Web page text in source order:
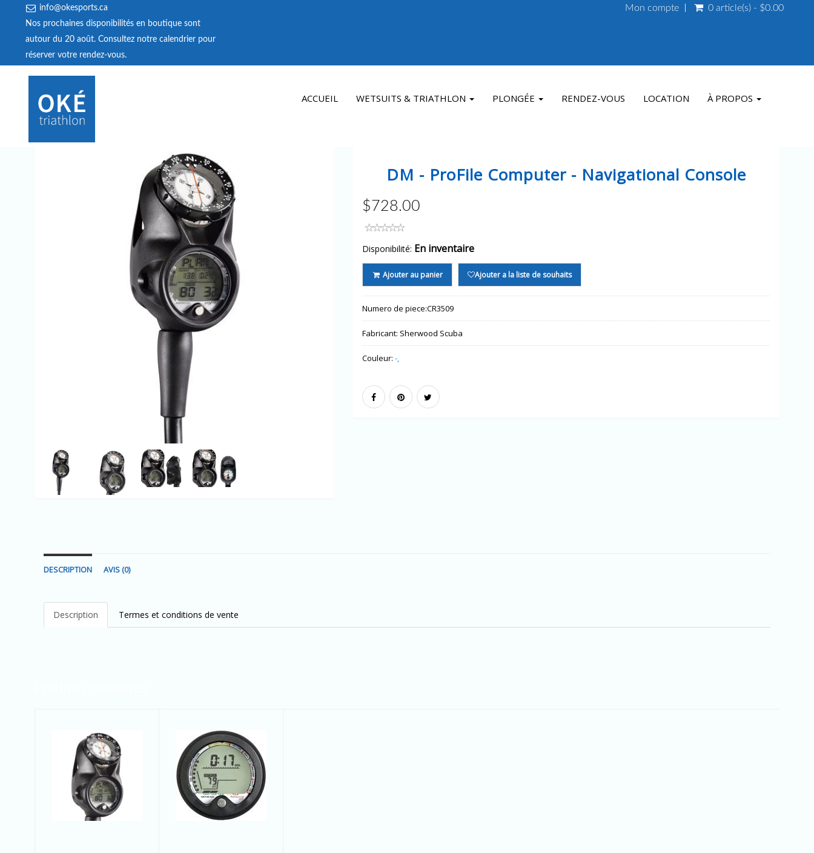
info@okesports.ca
Nos prochaines disponibilités en boutique sont
autour du 20 août. Consultez notre calendrier pour
réserver votre rendez‑vous.
Mon compte 0 article(s) - $0.00
ACCUEIL WETSUITS & TRIATHLON PLONGÉE RENDEZ-VOUS LOCATION À PROPOS
DM - ProFile Computer - Navigational Console
$728.00
Disponibilité: En inventaire
Ajouter au panier Ajouter a la liste de souhaits
Numero de piece:CR3509
Fabricant: Sherwood Scuba
Couleur: -,
DESCRIPTION AVIS (0)
Description Termes et conditions de vente
DM - ProFile
Computer -
Module
seulement
DM - Resource
Pro Module
$415.00